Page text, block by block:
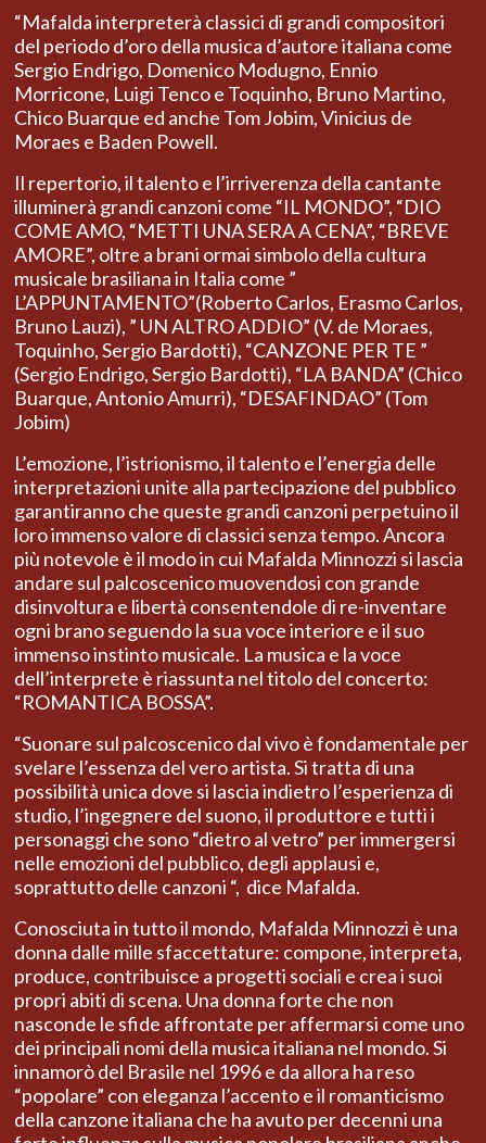
“Mafalda interpreterà classici di grandi compositori
del periodo d’oro della musica d’autore italiana come
Sergio Endrigo, Domenico Modugno, Ennio
Morricone, Luigi Tenco e Toquinho, Bruno Martino,
Chico Buarque ed anche Tom Jobim, Vinicius de
Moraes e Baden Powell.
Il repertorio, il talento e l’irriverenza della cantante
illuminerà grandi canzoni come “IL MONDO”, “DIO
COME AMO, “METTI UNA SERA A CENA”, “BREVE
AMORE”, oltre a brani ormai simbolo della cultura
musicale brasiliana in Italia come ”
L’APPUNTAMENTO”(Roberto Carlos, Erasmo Carlos,
Bruno Lauzi), ” UN ALTRO ADDIO” (V. de Moraes,
Toquinho, Sergio Bardotti), “CANZONE PER TE ”
(Sergio Endrigo, Sergio Bardotti), “LA BANDA” (Chico
Buarque, Antonio Amurri), “DESAFINDAO” (Tom
Jobim)
L’emozione, l’istrionismo, il talento e l’energia delle
interpretazioni unite alla partecipazione del pubblico
garantiranno che queste grandi canzoni perpetuino il
loro immenso valore di classici senza tempo. Ancora
più notevole è il modo in cui Mafalda Minnozzi si lascia
andare sul palcoscenico muovendosi con grande
disinvoltura e libertà consentendole di re-inventare
ogni brano seguendo la sua voce interiore e il suo
immenso instinto musicale. La musica e la voce
dell’interprete è riassunta nel titolo del concerto:
“ROMANTICA BOSSA”.
“Suonare sul palcoscenico dal vivo è fondamentale per
svelare l’essenza del vero artista. Si tratta di una
possibilità unica dove si lascia indietro l’esperienza di
studio, l’ingegnere del suono, il produttore e tutti i
personaggi che sono “dietro al vetro” per immergersi
nelle emozioni del pubblico, degli applausi e,
soprattutto delle canzoni “, dice Mafalda.
Conosciuta in tutto il mondo, Mafalda Minnozzi è una
donna dalle mille sfaccettature: compone, interpreta,
produce, contribuisce a progetti sociali e crea i suoi
propri abiti di scena. Una donna forte che non
nasconde le sfide affrontate per affermarsi come uno
dei principali nomi della musica italiana nel mondo. Si
innamorò del Brasile nel 1996 e da allora ha reso
“popolare” con eleganza l’accento e il romanticismo
della canzone italiana che ha avuto per decenni una